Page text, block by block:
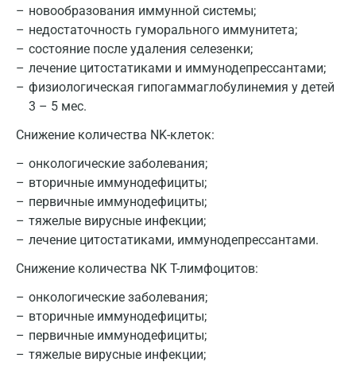
новообразования иммунной системы;
недостаточность гуморального иммунитета;
состояние после удаления селезенки;
лечение цитостатиками и иммунодепрессантами;
физиологическая гипогаммаглобулинемия у детей
3 – 5 мес.
Снижение количества NK-клеток:
онкологические заболевания;
вторичные иммунодефициты;
первичные иммунодефициты;
тяжелые вирусные инфекции;
лечение цитостатиками, иммунодепрессантами.
Снижение количества NK T-лимфоцитов:
онкологические заболевания;
вторичные иммунодефициты;
первичные иммунодефициты;
тяжелые вирусные инфекции;
Голубое
Дзержинский
Дмитров
Долгопрудный
Домодедово
Екатеринбург
Жуковский
Иваново
Ивантеевка